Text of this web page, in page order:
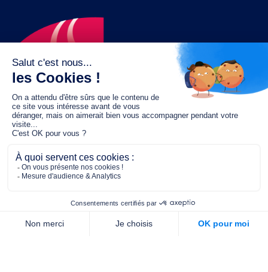
Le fonds de dotation MGC s’engage à
jouer un rôle dans la prévention santé
pour tous.
2/4 place de l’Abbé G. Hénocque
75637 PARIS CEDEX 13
01 40 78 06 56
Nous contacter
Qui sommes-nous ?